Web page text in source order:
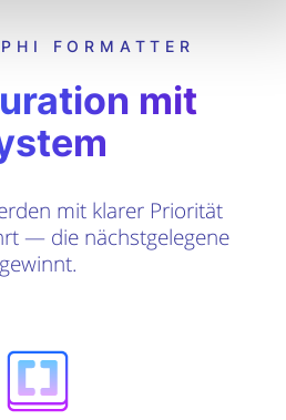
FORMATTER
mit
mit klarer Priorität
— die nächstgelegene
gewinnt.